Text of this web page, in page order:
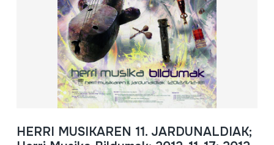
HERRI MUSIKAREN 11. JARDUNALDIAK;